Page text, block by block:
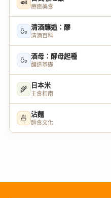
🍛
療癒美食
🍶 清酒釀造：醪
清酒百科
🍶 酒母：酵母起種
釀造基礎
🌾 日本米
主食指南
🍜 沾麵
麵食文化